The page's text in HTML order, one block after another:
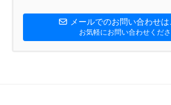
メールでのお問い合わせは
お気軽にお問い合わせくださ